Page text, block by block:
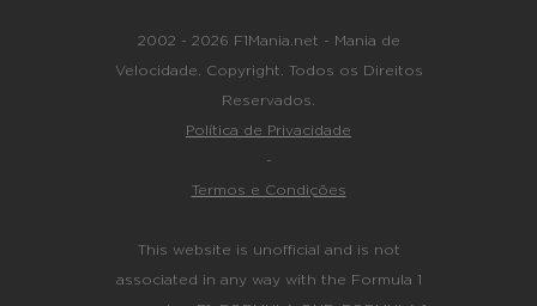
2002 - 2026 F1Mania.net - Mania de
Velocidade. Copyright. Todos os Direitos
Reservados.
Política de Privacidade
-
Termos e Condições
This website is unofficial and is not
associated in any way with the Formula 1